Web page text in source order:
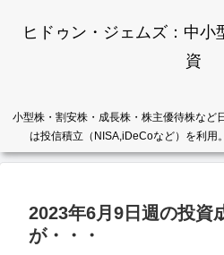
ヒドゥン・ジェムズ：中小
資
小型株・割安株・成長株・株主優待株など
は投信積立（NISA,iDeCoなど）を利用
2023年6月9日週の投資
が・・・